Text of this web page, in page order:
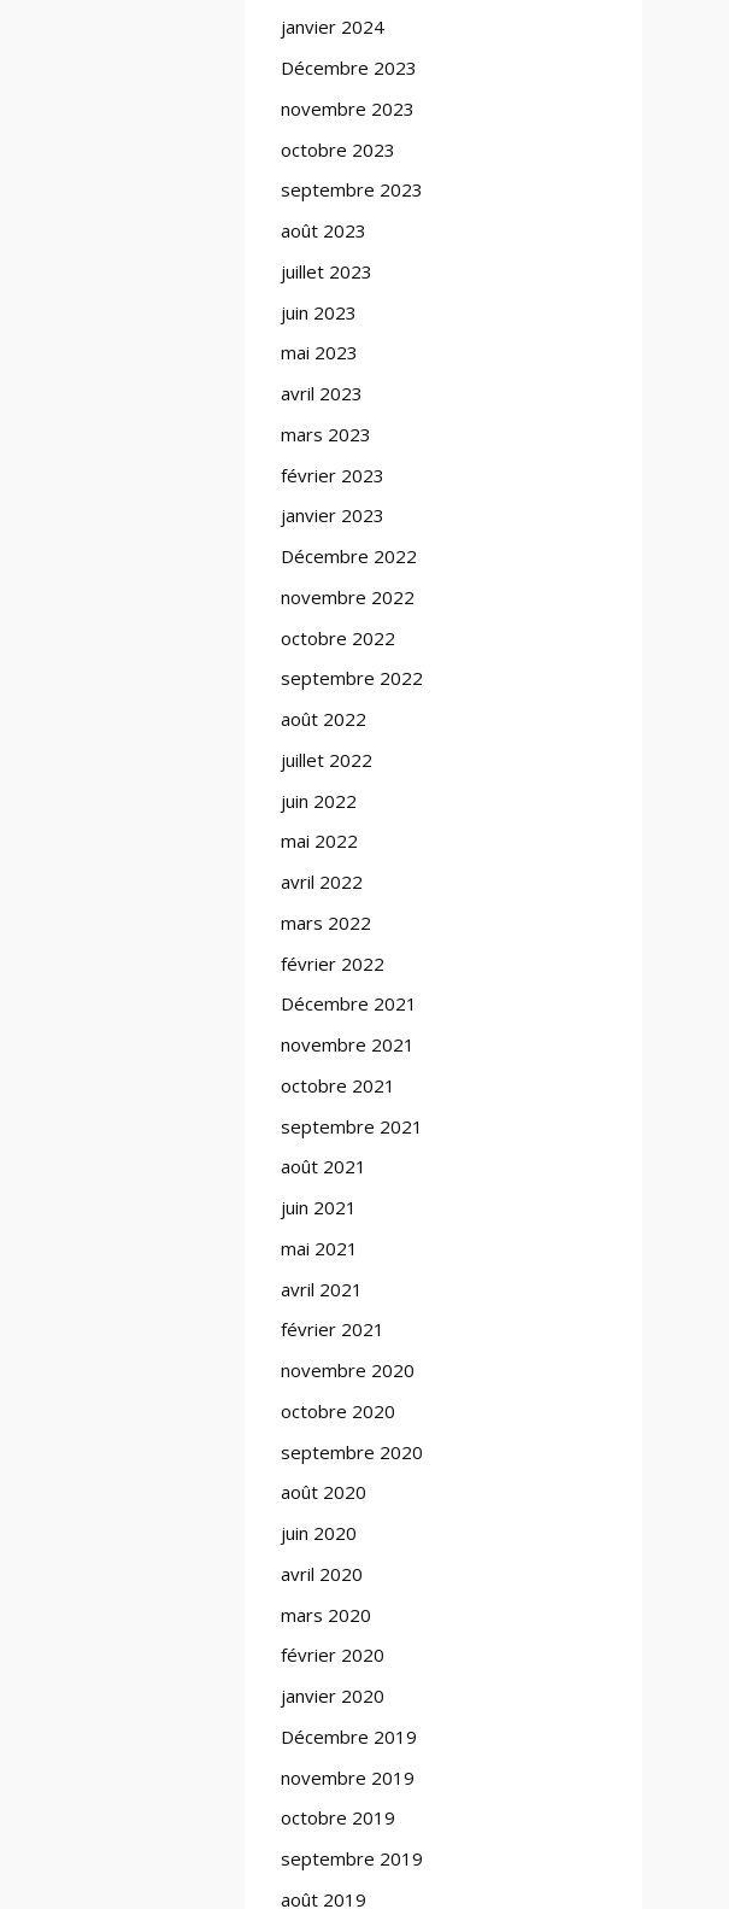
janvier 2024
Décembre 2023
novembre 2023
octobre 2023
septembre 2023
août 2023
juillet 2023
juin 2023
mai 2023
avril 2023
mars 2023
février 2023
janvier 2023
Décembre 2022
novembre 2022
octobre 2022
septembre 2022
août 2022
juillet 2022
juin 2022
mai 2022
avril 2022
mars 2022
février 2022
Décembre 2021
novembre 2021
octobre 2021
septembre 2021
août 2021
juin 2021
mai 2021
avril 2021
février 2021
novembre 2020
octobre 2020
septembre 2020
août 2020
juin 2020
avril 2020
mars 2020
février 2020
janvier 2020
Décembre 2019
novembre 2019
octobre 2019
septembre 2019
août 2019